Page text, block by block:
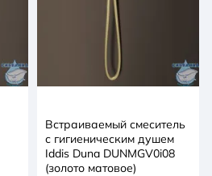
Встраиваемый смеситель
с гигиеническим душем
Iddis Duna DUNMGV0i08
(золото матовое)